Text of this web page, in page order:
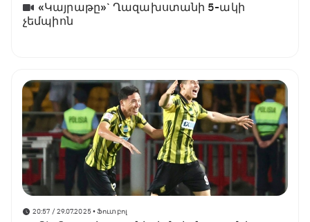
«Կայրաթը»` Ղազախստանի 5-ակի
չեմպիոն
20:57 / 29.07.2025• Ֆուտբոլ